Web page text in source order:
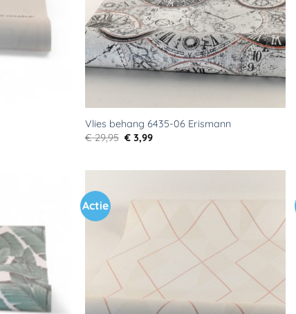
Vlies behang 6435-06 Erismann
€29,95 Oorspronkelijke
prijs
€ 3,99Huidige
verlanglijst
Actie
Toevoegen
aan
verlanglijst